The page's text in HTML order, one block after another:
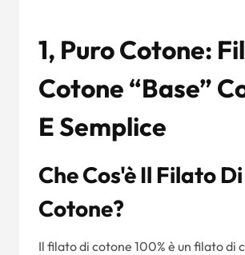
1, Puro Cotone:
Cotone “base”
E Semplice
Che Cos'è Il Filato
Cotone?
Il filato di cotone 100% è un filato di